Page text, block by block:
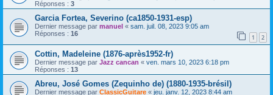
Réponses : 3
Garcia Fortea, Severino (ca1850-1931-esp)
Dernier message par manuel « sam. juil. 08, 2023 9:05 am
Réponses : 16 1 2
Cottin, Madeleine (1876-après1952-fr)
Dernier message par Jazz cancan « ven. mars 10, 2023 6:18 pm
Réponses : 13
Abreu, José Gomes (Zequinho de) (1880-1935-brésil)
Dernier message par ClassicGuitare « jeu. janv. 12, 2023 8:44 am